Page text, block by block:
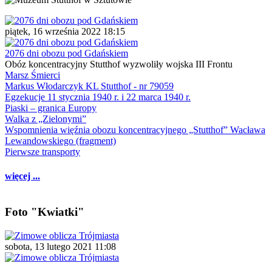
piątek, 16 września 2022 18:15
2076 dni obozu pod Gdańskiem
Obóz koncentracyjny Stutthof wyzwoliły wojska III Frontu
Marsz Śmierci
Markus Włodarczyk KL Stutthof - nr 79059
Egzekucje 11 stycznia 1940 r. i 22 marca 1940 r.
Piaski – granica Europy
Walka z „Zielonymi”
Wspomnienia więźnia obozu koncentracyjnego „Stutthof” Wacława
Lewandowskiego (fragment)
Pierwsze transporty
więcej ...
Foto "Kwiatki"
sobota, 13 lutego 2021 11:08